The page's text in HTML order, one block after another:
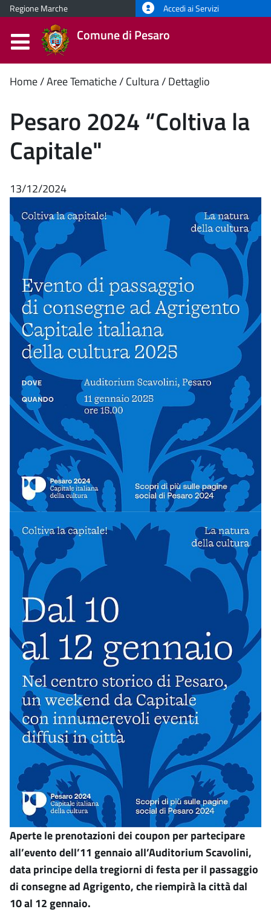
Regione Marche Accedi ai Servizi
Comune di Pesaro
Contenuto
principale
Home Aree Tematiche Cultura Dettaglio
Pesaro 2024 “Coltiva la
Capitale"
13/12/2024
Aperte le prenotazioni dei coupon per partecipare
all’evento dell’11 gennaio all’Auditorium Scavolini,
data principe della tregiorni di festa per il passaggio
di consegne ad Agrigento, che riempirà la città dal
10 al 12 gennaio.